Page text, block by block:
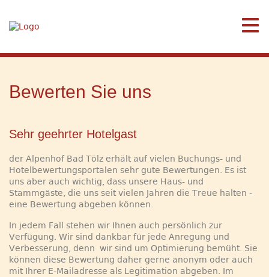
Bewerten Sie uns
Sehr geehrter Hotelgast
der Alpenhof Bad Tölz erhält auf vielen Buchungs- und
Hotelbewertungsportalen sehr gute Bewertungen. Es ist
uns aber auch wichtig, dass unsere Haus- und
Stammgäste, die uns seit vielen Jahren die Treue halten -
eine Bewertung abgeben können.
In jedem Fall stehen wir Ihnen auch persönlich zur
Verfügung. Wir sind dankbar für jede Anregung und
Verbesserung, denn wir sind um Optimierung bemüht. Sie
können diese Bewertung daher gerne anonym oder auch
mit Ihrer E-Mailadresse als Legitimation abgeben. Im